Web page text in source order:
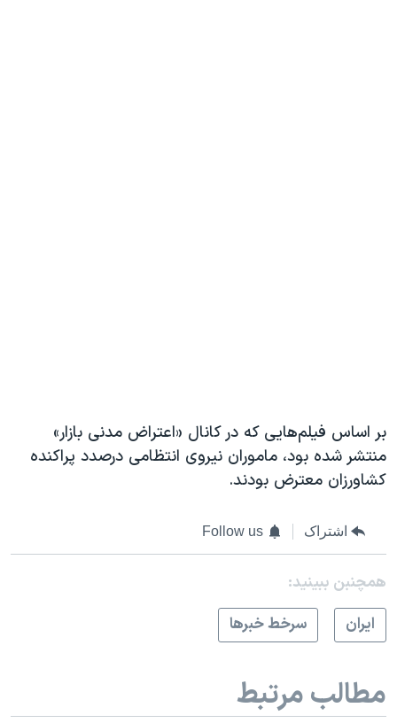
بر اساس فیلم‌هایی که در کانال «اعتراض مدنی بازار»
منتشر شده بود، ماموران نیروی انتظامی درصدد پراکنده
کشاورزان معترض بودند.
اشتراک Follow us
همچنبن ببینید:
ايران
سرخط خبرها
مطالب مرتبط